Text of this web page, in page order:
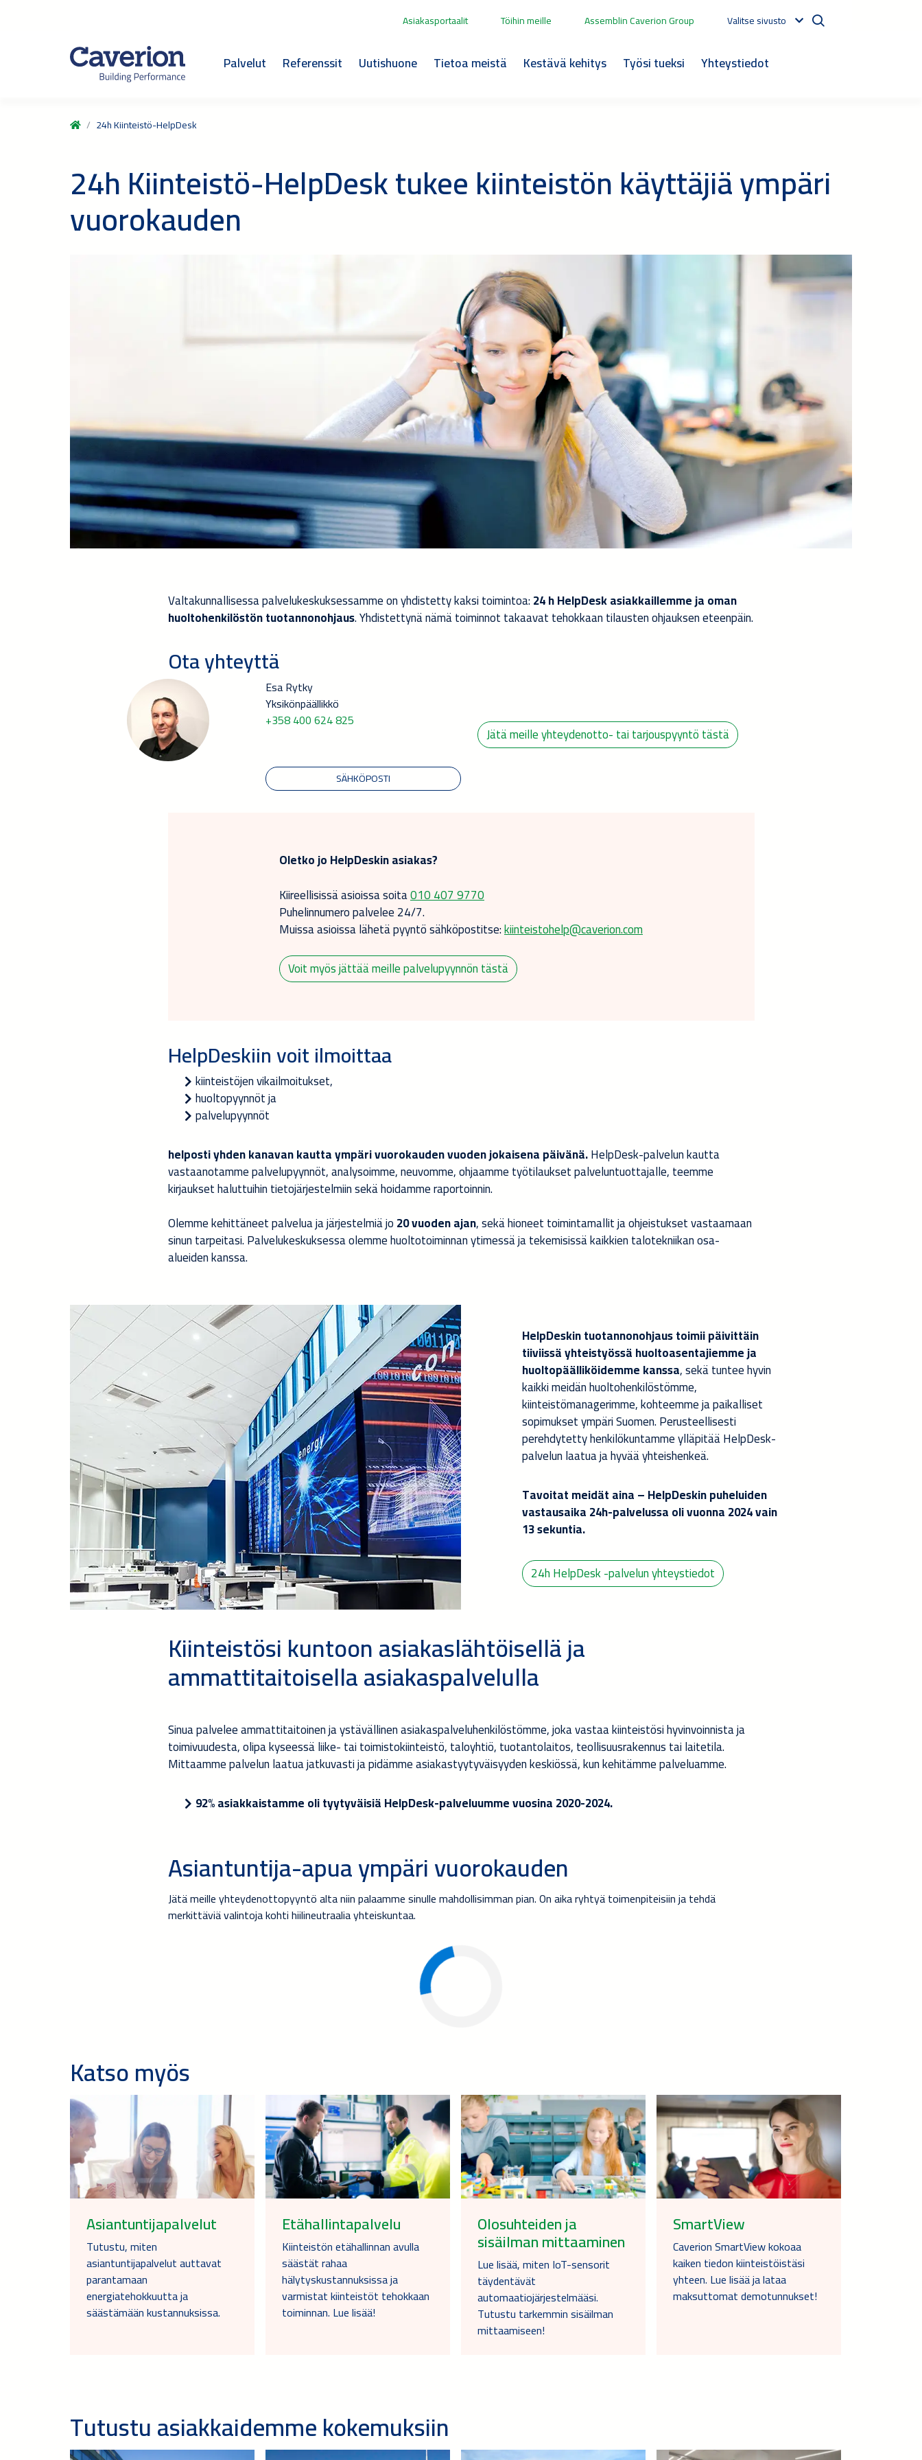
Asiakasportaalit Töihin meille Assemblin Caverion Group Valitse sivusto
Palvelut Referenssit Uutishuone Tietoa meistä Kestävä kehitys Työsi tueksi Yhteystiedot
24h Kiinteistö-HelpDesk
24h Kiinteistö-HelpDesk tukee kiinteistön käyttäjiä ympäri
vuorokauden
Valtakunnallisessa palvelukeskuksessamme on yhdistetty kaksi toimintoa:24 h HelpDesk asiakkaillemme ja oman
huoltohenkilöstön tuotannonohjaus. Yhdistettynä nämä toiminnot takaavat tehokkaan tilausten ohjauksen eteenpäin.
Ota yhteyttä
Esa Rytky
Yksikönpäällikkö
+358 400 624 825
SÄHKÖPOSTI
Jätä meille yhteydenotto- tai tarjouspyyntö tästä
Oletko jo HelpDeskin asiakas?
Kiireellisissä asioissa soita010 407 9770
Puhelinnumero palvelee 24/7.
Muissa asioissa lähetä pyyntö sähköpostitse:kiinteistohelp@caverion.com
Voit myös jättää meille palvelupyynnön tästä
HelpDeskiin voit ilmoittaa
kiinteistöjen vikailmoitukset,
huoltopyynnöt ja
palvelupyynnöt
helposti yhden kanavan kautta ympäri vuorokauden vuoden jokaisena päivänä.HelpDesk-palvelun kautta
vastaanotamme palvelupyynnöt, analysoimme, neuvomme, ohjaamme työtilaukset palveluntuottajalle, teemme
kirjaukset haluttuihin tietojärjestelmiin sekä hoidamme raportoinnin.
Olemme kehittäneet palvelua ja järjestelmiä jo20 vuoden ajan, sekä hioneet toimintamallit ja ohjeistukset vastaamaan
sinun tarpeitasi. Palvelukeskuksessa olemme huoltotoiminnan ytimessä ja tekemisissä kaikkien talotekniikan osa-
alueiden kanssa.
HelpDeskin tuotannonohjaus toimii päivittäin
tiiviissä yhteistyössä huoltoasentajiemme ja
huoltopäälliköidemme kanssa, sekä tuntee hyvin
kaikki meidän huoltohenkilöstömme,
kiinteistömanagerimme, kohteemme ja paikalliset
sopimukset ympäri Suomen. Perusteellisesti
perehdytetty henkilökuntamme ylläpitää HelpDesk-
palvelun laatua ja hyvää yhteishenkeä.
Tavoitat meidät aina – HelpDeskin puheluiden
vastausaika 24h-palvelussa oli vuonna 2024vain
13 sekuntia.
24h HelpDesk -palvelun yhteystiedot
Kiinteistösi kuntoon asiakaslähtöisellä ja
ammattitaitoisella asiakaspalvelulla
Sinua palvelee ammattitaitoinen ja ystävällinen asiakaspalveluhenkilöstömme, joka vastaa kiinteistösi hyvinvoinnista ja
toimivuudesta, olipa kyseessä liike- tai toimistokiinteistö, taloyhtiö, tuotantolaitos, teollisuusrakennus tai laitetila.
Mittaamme palvelun laatua jatkuvasti ja pidämme asiakastyytyväisyyden keskiössä, kun kehitämme palveluamme.
92% asiakkaistamme oli tyytyväisiä HelpDesk-palveluumme vuosina 2020-2024.
Asiantuntija-apua ympäri vuorokauden
Jätä meille yhteydenottopyyntö alta niin palaamme sinulle mahdollisimman pian. On aika ryhtyä toimenpiteisiin ja tehdä
merkittäviä valintoja kohti hiilineutraalia yhteiskuntaa.
Katso myös
Asiantuntijapalvelut
Tutustu, miten
asiantuntijapalvelut auttavat
parantamaan
energiatehokkuutta ja
säästämään kustannuksissa.
Etähallintapalvelu
Kiinteistön etähallinnan avulla
säästät rahaa
hälytyskustannuksissa ja
varmistat kiinteistöt tehokkaan
toiminnan. Lue lisää!
Olosuhteiden ja
sisäilman mittaaminen
Lue lisää, miten IoT-sensorit
täydentävät
automaatiojärjestelmääsi.
Tutustu tarkemmin sisäilman
mittaamiseen!
SmartView
Caverion SmartView kokoaa
kaiken tiedon kiinteistöistäsi
yhteen. Lue lisää ja lataa
maksuttomat demotunnukset!
Tutustu asiakkaidemme kokemuksiin